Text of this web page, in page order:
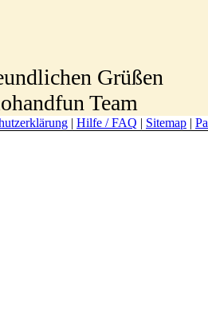
Grüßen
Team
| Hilfe / FAQ | Sitemap |